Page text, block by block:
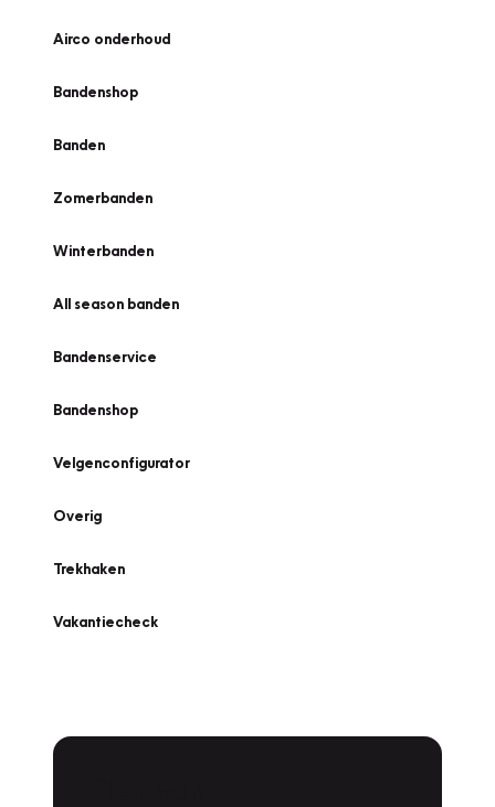
Airco onderhoud
Bandenshop
Banden
Zomerbanden
Winterbanden
All season banden
Bandenservice
Bandenshop
Velgenconfigurator
Overig
Trekhaken
Vakantiecheck